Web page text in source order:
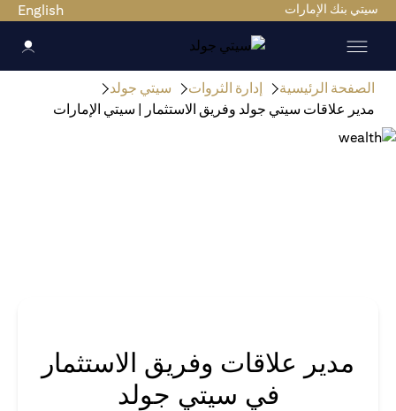
سيتي بنك الإمارات English
الصفحة الرئيسية إدارة الثروات
سيتي جولد
مدير علاقات سيتي جولد وفريق الاستثمار | سيتي الإمارات
مدير علاقات وفريق الاستثمار
في سيتي جولد